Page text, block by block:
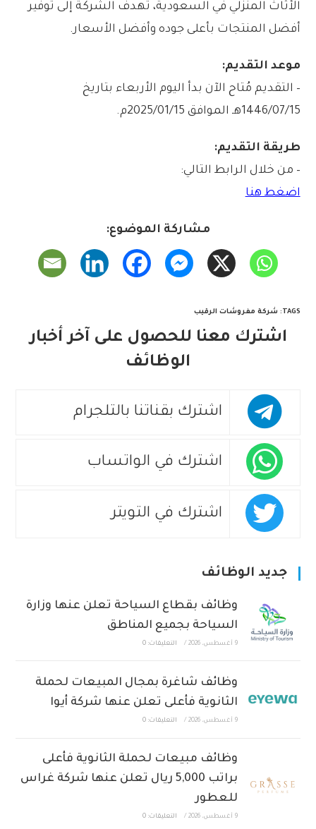
الأثاث المنزلي في السعودية، تهدف الشركة إلى توفير
أفضل المنتجات بأعلى جوده وأفضل الأسعار.
موعد التقديم:
– التقديم مُتاح الآن بدأ اليوم الأربعاء بتاريخ
1446/07/15هـ الموافق 2025/01/15م.
طريقة التقديم:
– من خلال الرابط التالي:
اضغط هنا
مشاركة الموضوع:
TAGS
: شركة مفروشات الرقيب
اشترك معنا للحصول على آخر أخبار
الوظائف
اشترك بقناتنا بالتلجرام
اشترك في الواتساب
اشترك في التويتر
جديد الوظائف
وظائف بقطاع السياحة تعلن عنها وزارة
السياحة بجميع المناطق
9 أغسطس، 2026 / التعليقات: 0
وظائف شاغرة بمجال المبيعات لحملة
الثانوية فأعلى تعلن عنها شركة أيوا
9 أغسطس، 2026 / التعليقات: 0
وظائف مبيعات لحملة الثانوية فأعلى
براتب 5,000 ريال تعلن عنها شركة غراس
للعطور
9 أغسطس، 2026 / التعليقات: 0